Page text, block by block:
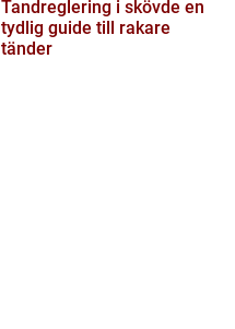
Tandreglering i skövde en
tydlig guide till rakare
tänder